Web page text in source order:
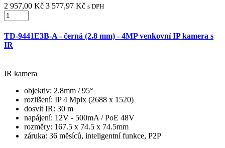
2 957,00 Kč 3 577,97 Kč s DPH
TD-9441E3B-A - černá (2.8 mm) - 4MP venkovní IP kamera s
IR
IR kamera
objektiv: 2.8mm / 95°
rozlišení: IP 4 Mpix (2688 x 1520)
dosvit IR: 30 m
napájení: 12V - 500mA / PoE 48V
rozměry: 167.5 x 74.5 x 74.5mm
záruka: 36 měsíců, inteligentní funkce, P2P